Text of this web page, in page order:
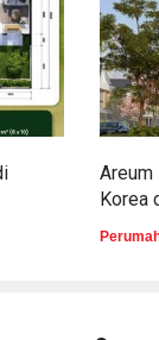
Areum
Korea